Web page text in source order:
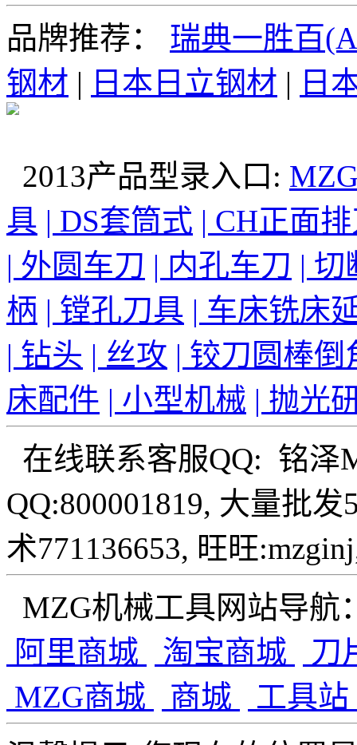
品牌推荐：
瑞典一胜百
钢材 | 日本日立钢材 | 日
2013产品型录入口:
具 | DS套筒式 | CH正面
| 外圆车刀 | 内孔车刀 | 切
柄 | 镗孔刀具 | 车床铣床
| 钻头 | 丝攻 | 铰刀圆棒倒
床配件 | 小型机械 | 抛光
在线联系客服QQ: 铭泽
QQ:800001819, 大量批
术771136653, 旺旺
MZG机械工具网站导航
阿里商城
淘宝商城
刀
MZG商城
商城
工具站